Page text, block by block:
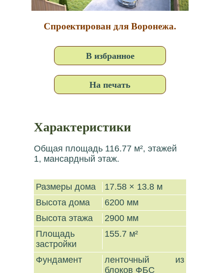
Спроектирован для Воронежа.
В избранное
На печать
Характеристики
Общая площадь 116.77 м², этажей
1, мансардный этаж.
Размеры дома
17.58 × 13.8 м
Высота дома
6200 мм
Высота этажа
2900 мм
Площадь
застройки
155.7 м²
Фундамент
ленточный из
блоков ФБС